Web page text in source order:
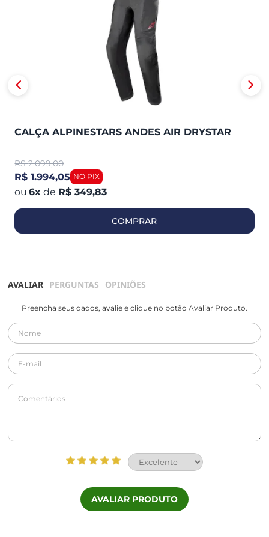
CALÇA ALPINESTARS ANDES AIR DRYSTAR
R$ 2.099,00
R$ 1.994,05
6x de R$ 349,83
COMPRAR
AVALIAR PERGUNTAS OPINIÕES
Preencha seus dados, avalie e clique no botão Avaliar Produto.
AVALIAR PRODUTO